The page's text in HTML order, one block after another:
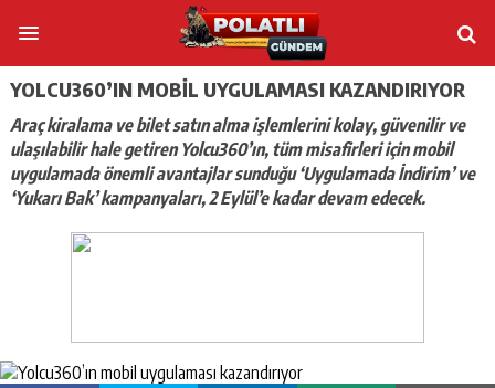
YOLCU360’IN MOBIL UYGULAMASI KAZANDIRIYOR
Araç kiralama ve bilet satın alma işlemlerini kolay, güvenilir ve
ulaşılabilir hale getiren Yolcu360’ın, tüm misafirleri için mobil
uygulamada önemli avantajlar sunduğu ‘Uygulamada İndirim’ ve
‘Yukarı Bak’ kampanyaları, 2 Eylül’e kadar devam edecek.